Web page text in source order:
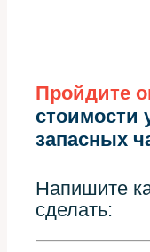
Пройдите
стоимости
запасных
Напишите
сделать: